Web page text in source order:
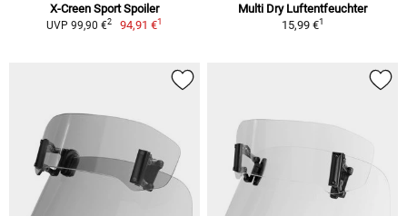
X-Creen Sport Spoiler
UVP 99,90 €2 94,91 €1
Multi Dry Luftentfeuchter
15,99 €1